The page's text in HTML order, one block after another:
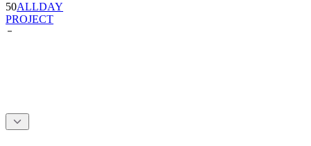
50ALLDAY
PROJECT